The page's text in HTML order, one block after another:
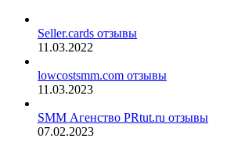
Seller.cards отзывы
11.03.2022
lowcostsmm.com отзывы
11.03.2023
SMM Агенство PRtut.ru отзывы
07.02.2023